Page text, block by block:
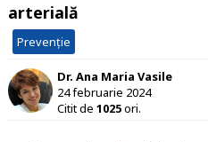
arterială
Prevenție
Dr. Ana Maria Vasile
24 februarie 2024
Citit de 1025ori.